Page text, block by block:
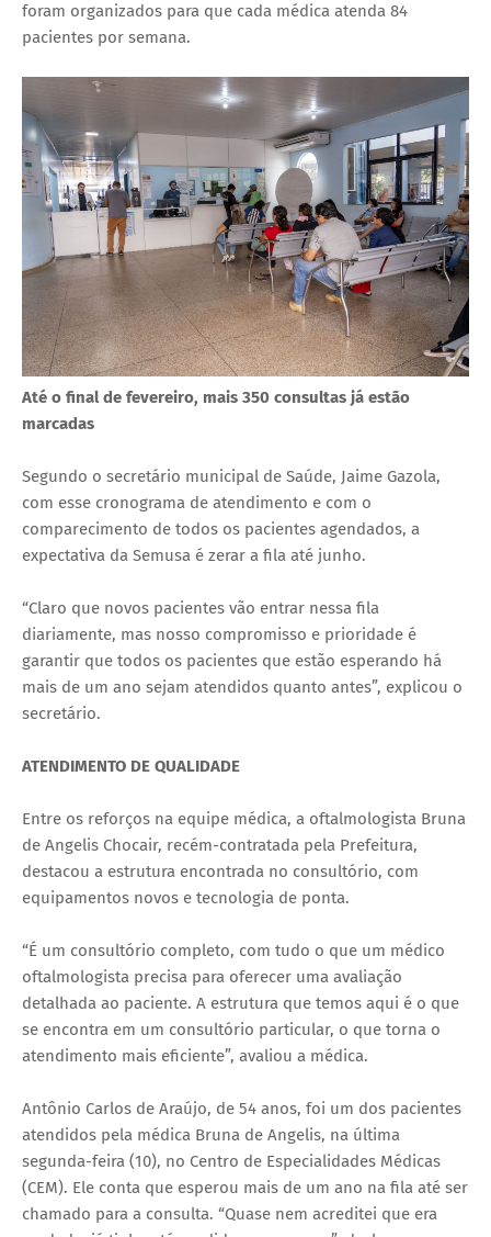
foram organizados para que cada médica atenda 84
pacientes por semana.
Até o final de fevereiro, mais 350 consultas já estão
marcadas
Segundo o secretário municipal de Saúde, Jaime Gazola,
com esse cronograma de atendimento e com o
comparecimento de todos os pacientes agendados, a
expectativa da Semusa é zerar a fila até junho.
“Claro que novos pacientes vão entrar nessa fila
diariamente, mas nosso compromisso e prioridade é
garantir que todos os pacientes que estão esperando há
mais de um ano sejam atendidos quanto antes”, explicou o
secretário.
ATENDIMENTO DE QUALIDADE
Entre os reforços na equipe médica, a oftalmologista Bruna
de Angelis Chocair, recém-contratada pela Prefeitura,
destacou a estrutura encontrada no consultório, com
equipamentos novos e tecnologia de ponta.
“É um consultório completo, com tudo o que um médico
oftalmologista precisa para oferecer uma avaliação
detalhada ao paciente. A estrutura que temos aqui é o que
se encontra em um consultório particular, o que torna o
atendimento mais eficiente”, avaliou a médica.
Antônio Carlos de Araújo, de 54 anos, foi um dos pacientes
atendidos pela médica Bruna de Angelis, na última
segunda-feira (10), no Centro de Especialidades Médicas
(CEM). Ele conta que esperou mais de um ano na fila até ser
chamado para a consulta. “Quase nem acreditei que era